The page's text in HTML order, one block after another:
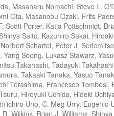
Masaharu Nomachi, Steve L.
Ota, Masanobu Ozaki, Frits
Scott Porter, Katja Pottschmidt,
Saito, Kazuhiro Sakai,
Schartel, Peter J.
Soong, Lukasz Stawarz,
Takahashi, Tadayuki
Takaaki Tanaka, Yasuo
Terashima, Francesco Tombesi,
Hiroyuki Uchida, Hideki
Uno, C. Meg Urry, Eugenio
Wilkins, Brian J. Williams,